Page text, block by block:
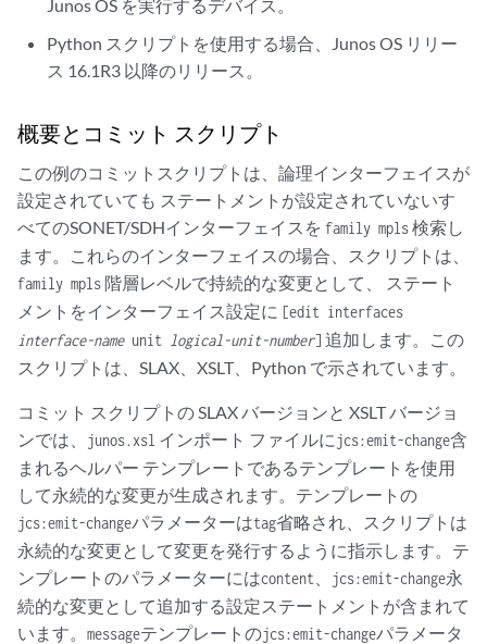
Junos OS を実行するデバイス。
Python スクリプトを使用する場合、Junos OS リリー
ス 16.1R3 以降のリリース。
概要とコミット スクリプト
この例のコミットスクリプトは、論理インターフェイスが
設定されていても ステートメントが設定されていないす
べてのSONET/SDHインターフェイスを family mpls検索し
ます。これらのインターフェイスの場合、スクリプトは、
family mpls階層レベルで持続的な変更として、 ステート
メントをインターフェイス設定に [edit interfaces
interface-nameunit logical-unit-number] 追加します。この
スクリプトは、SLAX、XSLT、Python で示されています。
コミット スクリプトの SLAX バージョンと XSLT バージョ
ンでは、
junos.xsl インポート ファイルにjcs:emit-change含
まれるヘルパー テンプレートであるテンプレートを使用
して永続的な変更が生成されます。テンプレートの
jcs:emit-changeパラメーターはtag省略され、スクリプトは
永続的な変更として変更を発行するように指示します。テ
ンプレートのパラメーターにはcontent jcs:emit-change永
続的な変更として追加する設定ステートメントが含まれて
います。 messageテンプレートのjcs:emit-changeパラメータ